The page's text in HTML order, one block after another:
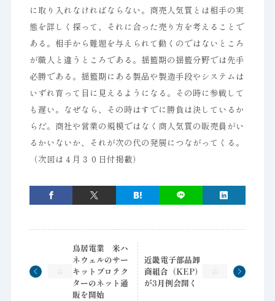
に取り入れなければならない。商売人気質とは相手の実
態を詳しく探って、それに合った売り方を考えることで
ある。相手から難題を与えられて動くのではないところ
が職人と違うところである。揺籃期の揺籃分野では先手
必勝である。揺籃期にある製品や製造手段やシステムは
いずれ育って目に見えるようになる。その時に参戦して
も遅い。なぜなら、その時はすでに勝負は決しているか
らだ。商社や営業の規模ではなく商人気質の販売員がい
るかいないか、それが次の代の発展につながってくる。
（次回は４月３０日付掲載）
鳥居電業 米ハ
ネウェルのサー
キットプロテク
ターのネット通
販を開始
近畿電子部品卸
商組合（KEP）
が3月例会開く